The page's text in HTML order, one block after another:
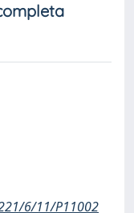
6/11/P11002